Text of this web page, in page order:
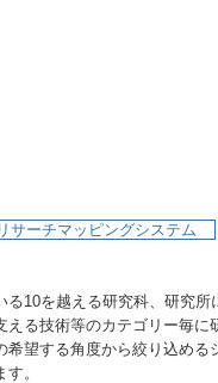
リサーチマッピングシステム
10を越える研究科、研究
る技術等のカテゴリー毎に
望する角度から絞り込め
。